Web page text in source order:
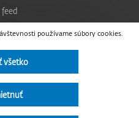
používame súbory cookies.
všetko
feed
cookies
prístupnosti